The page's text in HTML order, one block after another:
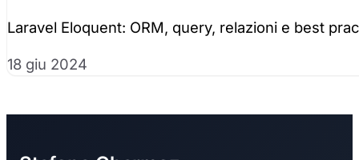
Laravel Eloquent: ORM, query, relazioni e best
18 giu 2024